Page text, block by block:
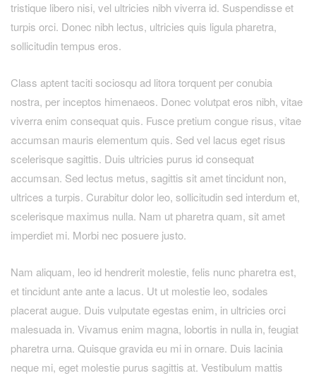
tristique libero nisi, vel ultricies nibh viverra id. Suspendisse et
turpis orci. Donec nibh lectus, ultricies quis ligula pharetra,
sollicitudin tempus eros.
Class aptent taciti sociosqu ad litora torquent per conubia
nostra, per inceptos himenaeos. Donec volutpat eros nibh, vitae
viverra enim consequat quis. Fusce pretium congue risus, vitae
accumsan mauris elementum quis. Sed vel lacus eget risus
scelerisque sagittis. Duis ultricies purus id consequat
accumsan. Sed lectus metus, sagittis sit amet tincidunt non,
ultrices a turpis. Curabitur dolor leo, sollicitudin sed interdum et,
scelerisque maximus nulla. Nam ut pharetra quam, sit amet
imperdiet mi. Morbi nec posuere justo.
Nam aliquam, leo id hendrerit molestie, felis nunc pharetra est,
et tincidunt ante ante a lacus. Ut ut molestie leo, sodales
placerat augue. Duis vulputate egestas enim, in ultricies orci
malesuada in. Vivamus enim magna, lobortis in nulla in, feugiat
pharetra urna. Quisque gravida eu mi in ornare. Duis lacinia
neque mi, eget molestie purus sagittis at. Vestibulum mattis